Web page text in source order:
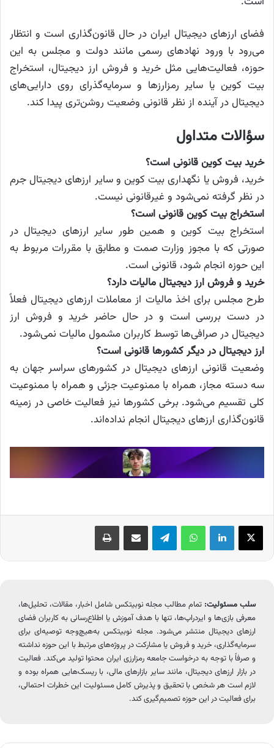
فضای ارزهای دیجیتال ایران در حال قانون‌گذاری است و انتظار
می‌رود با ورود نهادهای رسمی مانند دولت و مجلس به این
حوزه، فعالیت‌هایی مثل خرید و فروش ارز دیجیتال، استخراج
بیت کوین یا سایر رمزارزها و سرمایه‌گذرای روی دارایی‌های
دیجیتال در آینده از نظر قانونی وضعیت روشن‌تری پیدا کند.
سؤالات متداول
خرید بیت کوین قانونی است؟
خرید، فروش یا نگهداری بیت کوین و سایر ارزهای دیجیتال جرم
در نظر گرفته نمی‌شود و غیرقانونی نیست.
استخراج بیت کوین قانونی است؟
استخراج بیت کوین و همین طور سایر ارزهای دیجیتال در
صورتی که با مجوز وزارت صمت و مطابق با مقررات مربوط به
این حوزه انجام شود، قانونی است.
خرید و فروش ارز دیجیتال مالیات دارد؟
طرح مجلس برای اخذ مالیات از معاملات ارزهای دیجیتال فعلاً
در دست بررسی است و در حال حاضر خرید و فروش ارز
دیجیتال در صرافی‌ها توسط کاربران مشمول مالیات نمی‌شود.
ارز دیجیتال در دیگر کشورها قانونی است؟
وضعیت قانونی ارزهای دیجیتال در کشورهای سراسر جهان به
سه دسته مجاز، همراه با ممنوعیت جزئی و همراه با ممنوعیت
کلی تقسیم می‌‌شود. برخی کشورها نیز فعالیت خاصی در زمینه
قانون‌گذاری ارزهای دیجیتال انجام نداده‌اند.
X لینکدین واتس آپ تلگرام اشتراک گذاری از طریق ایمیل چاپ
سلب مسئولیت: تمام مطالب مجله نوبیتکس شامل اخبار، مقالات، تحلیل‌ها،
معرفی بازی‌ها و ایردراپ‌ها، تنها با هدف آموزش یا اطلاع‌رسانی به کاربران فضای
ارزهای دیجیتال منتشر می‌شود. مجله نوبیتکس به‌هیچ‌وجه توصیه‌ای برای
سرمایه‌گذاری، خرید و فروش یا مشارکت در پروژه‌های مرتبط با این حوزه نداشته
و صرفاً با توجه به درخواست جامعه رمزارزی ایران محتوا تولید می‌کند. فعالیت
در بازار ارزهای دیجیتال، مانند سایر بازارهای مالی، با ریسک‌هایی همراه بوده و
لازم است هر شخص با تحقیق و پذیرش کامل مسئولیت این خطرات احتمالی،
برای فعالیت در این حوزه تصمیم‌گیری کند.